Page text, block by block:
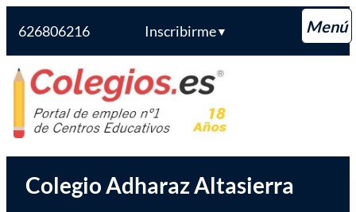
626806216 Inscribirme▼
Saltar
contenido
Colegio Adharaz Altasierra